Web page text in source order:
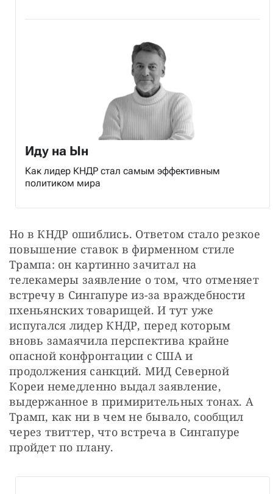
Иду на Ын
Как лидер КНДР стал самым эффективным
политиком мира
Но в КНДР ошиблись. Ответом стало резкое
повышение ставок в фирменном стиле
Трампа: он картинно зачитал на
телекамеры заявление о том, что отменяет
встречу в Сингапуре из-за враждебности
пхеньянских товарищей. И тут уже
испугался лидер КНДР, перед которым
вновь замаячила перспектива крайне
опасной конфронтации с США и
продолжения санкций. МИД Северной
Кореи немедленно выдал заявление,
выдержанное в примирительных тонах. А
Трамп, как ни в чем не бывало, сообщил
через твиттер, что встреча в Сингапуре
пройдет по плану.